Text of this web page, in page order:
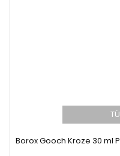
Borox Gooch Kroze 30 ml